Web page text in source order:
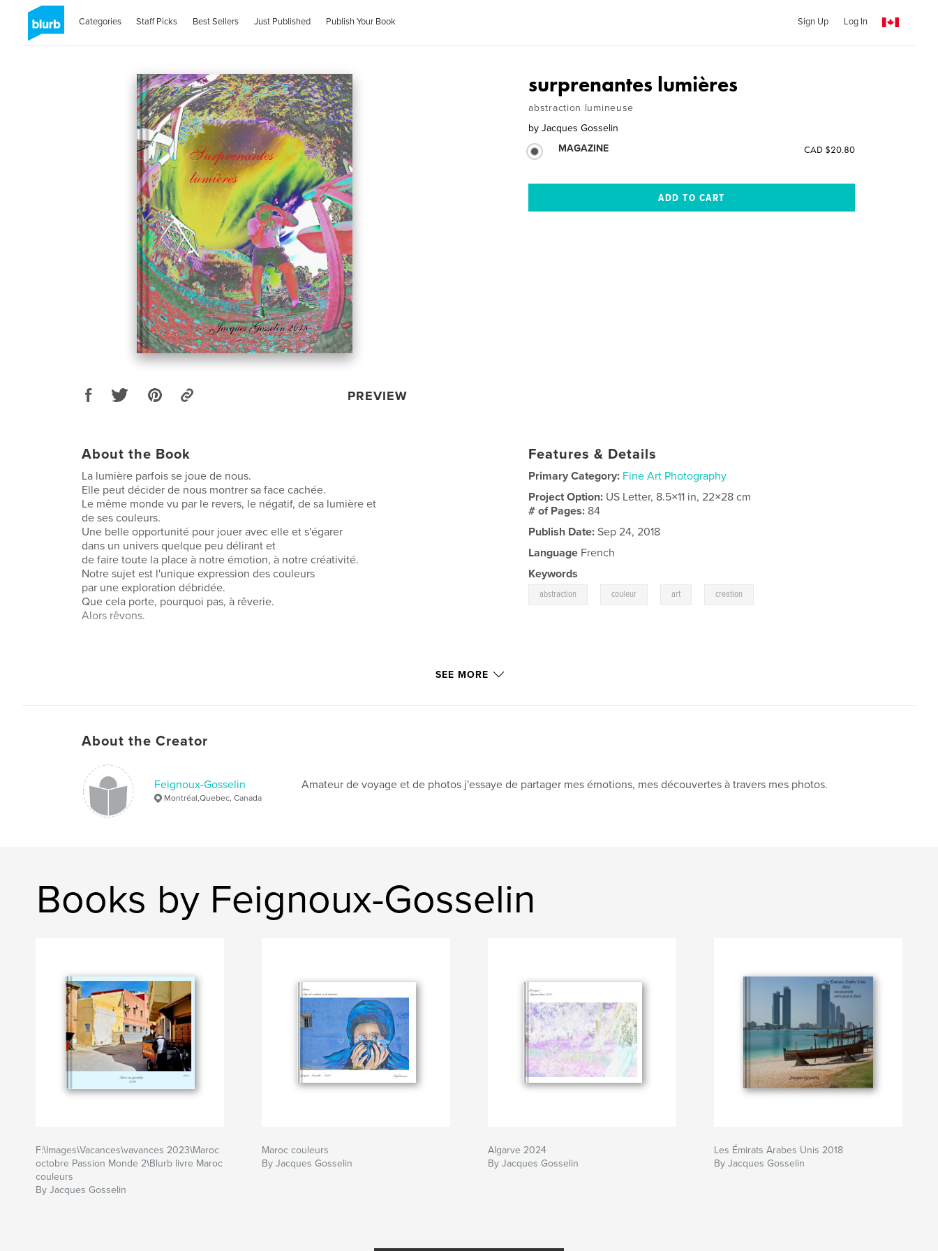
Categories Staff Picks Best Sellers Just Published Publish Your Book Sign Up Log In
PREVIEW
surprenantes lumières
abstraction lumineuse
by Jacques Gosselin
MAGAZINE
CAD $20.80
About the Book
La lumière parfois se joue de nous.
Elle peut décider de nous montrer sa face cachée.
Le même monde vu par le revers, le négatif, de sa lumière et
de ses couleurs.
Une belle opportunité pour jouer avec elle et s'égarer
dans un univers quelque peu délirant et
de faire toute la place à notre émotion, à notre créativité.
Notre sujet est l'unique expression des couleurs
par une exploration débridée.
Que cela porte, pourquoi pas, à rêverie.
Alors rêvons.
Features & Details
Primary Category: Fine Art Photography
Project Option: US Letter, 8.5×11 in, 22×28 cm
# of Pages: 84
Publish Date: Sep 24, 2018
Language French
Keywords
abstraction couleur art creation
SEE MORE
About the Creator
Feignoux-Gosselin
Montréal,Quebec, Canada
Amateur de voyage et de photos j'essaye de partager mes émotions, mes découvertes à travers mes photos.
Books by Feignoux-Gosselin
F:\Images\Vacances\vavances 2023\Maroc
octobre Passion Monde 2\Blurb livre Maroc
couleurs
By Jacques Gosselin
Maroc couleurs
By Jacques Gosselin
Algarve 2024
By Jacques Gosselin
Les Émirats Arabes Unis 2018
By Jacques Gosselin